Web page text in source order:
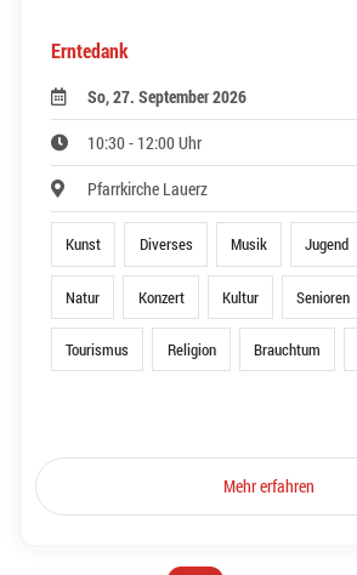
Erntedank
So, 27. September 2026
10:30 - 12:00 Uhr
Pfarrkirche Lauerz
Kunst Diverses Musik Jugend
Natur Konzert Kultur Senioren
Tourismus Religion Brauchtum
Mehr erfahren